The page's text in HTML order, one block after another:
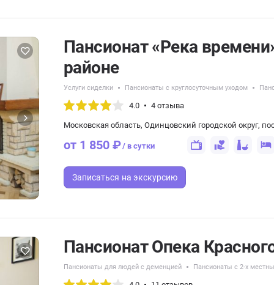
Пансионат «Река
районе
Услуги сиделки Пансионаты с круглосуточным уходом
4.0 4 отзыва
Московская область, Одинцовский городской округ,
от 1 850 ₽/ в сутки
Записаться на экскурсию
Пансионат Опека
Пансионаты для людей с деменцией Пансионаты с 2-х